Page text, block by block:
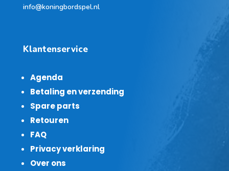
info@koningbordspel.nl
Klantenservice
Agenda
Betaling en verzending
Spare parts
Retouren
FAQ
Privacy verklaring
Over ons